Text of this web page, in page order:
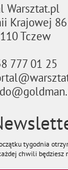
Warsztat.pl
Krajowej 86
Tczew
777 01 25
tygodnia
chwili będziesz